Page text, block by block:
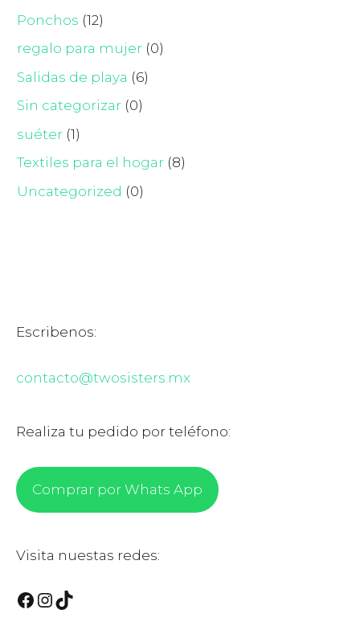
Ponchos (12)
regalo para mujer (0)
Salidas de playa (6)
Sin categorizar (0)
suéter (1)
Textiles para el hogar (8)
Uncategorized (0)
Escribenos:
contacto@twosisters.mx
Realiza tu pedido por teléfono:
Comprar por Whats App
Visita nuestas redes:
Facebook
Instagram
TikTok